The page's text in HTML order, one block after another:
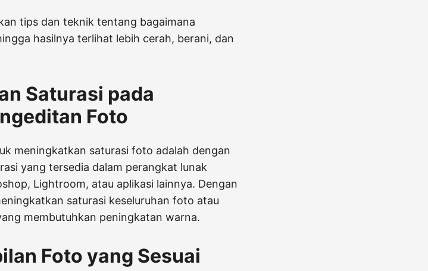
tips dan teknik tentang bagaimana
hasilnya terlihat lebih cerah, berani, dan
Saturasi pada
Foto
meningkatkan saturasi foto adalah dengan
yang tersedia dalam perangkat lunak
Lightroom, atau aplikasi lainnya. Dengan
saturasi keseluruhan foto atau
membutuhkan peningkatan warna.
Foto yang Sesuai